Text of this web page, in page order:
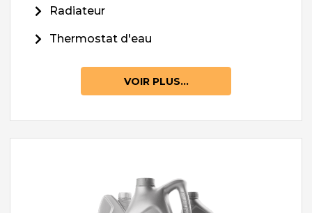
Radiateur
Thermostat d'eau
VOIR PLUS...